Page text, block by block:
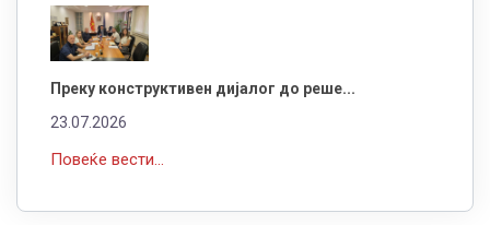
Преку конструктивен дијалог до реше...
23.07.2026
Повеќе вести...